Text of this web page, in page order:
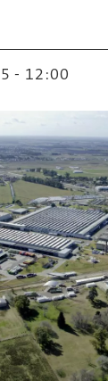
- 12:00